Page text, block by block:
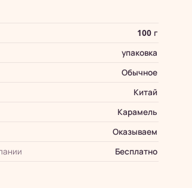
100 г
упаковка
Обычное
Китай
Карамель
Оказываем
Бесплатно